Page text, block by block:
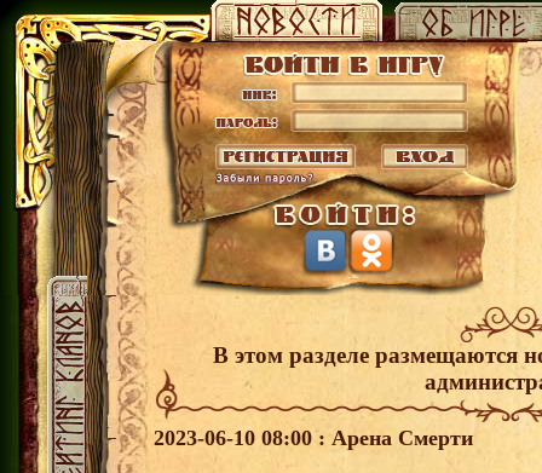
В этом разделе размещаются
2023-06-10 08:00 : Арена Смерти